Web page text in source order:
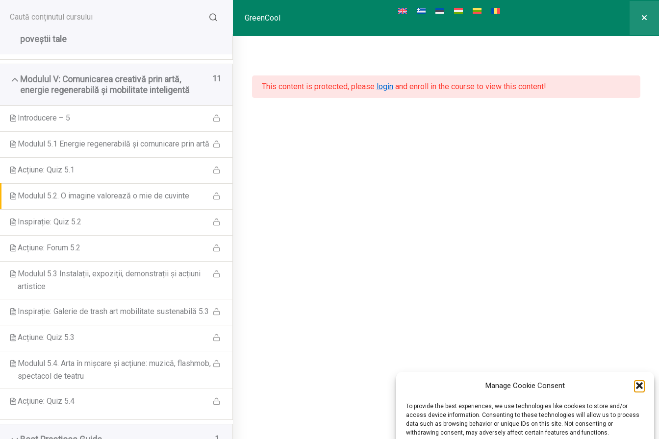
Manage Cookie Consent
To provide the best experiences, we use technologies like cookies to store and/or
access device information. Consenting to these technologies will allow us to process
data such as browsing behavior or unique IDs on this site. Not consenting or
withdrawing consent, may adversely affect certain features and functions.
Prima pagină All Courses
GreenCool
poveștii tale
Modulul V: Comunicarea creativă prin artă,
energie regenerabilă și mobilitate inteligentă
11
Introducere – 5
Modulul 5.1 Energie regenerabilă și comunicare prin artă
Acțiune: Quiz 5.1
Modulul 5.2. O imagine valorează o mie de cuvinte
Inspirație: Quiz 5.2
Acțiune: Forum 5.2
Modulul 5.3 Instalații, expoziții, demonstrații și acțiuni
artistice
Inspirație: Galerie de trash art mobilitate sustenabilă 5.3
Acțiune: Quiz 5.3
Modulul 5.4. Arta în mișcare și acțiune: muzică, flashmob,
spectacol de teatru
Acțiune: Quiz 5.4
This content is protected, please loginand enroll in the course to view this content!
Proiectul GreenCool (n° 2021-1-HU01-KA220-HED-000027563) a fost finanțat de Uniunea Europeană. Punctele
de vedere și opiniile exprimate aparțin, însă, exclusiv autorului (autorilor) și nu reflectă neapărat punctele de